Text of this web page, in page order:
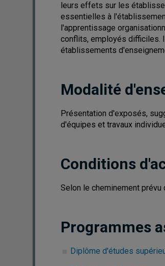
leurs effets sur les
essentielles à
l'apprentissage
conflits, employés difficiles.
établissements
Modalité
Présentation d'exposés,
d'équipes et travaux
Conditions
Selon le cheminement prévu
Programmes
Diplôme d'études